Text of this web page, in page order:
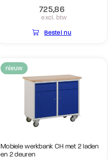
725,86
excl. btw
Bestel nu
nieuw
Mobiele werkbank CH met 2 laden
en 2 deuren